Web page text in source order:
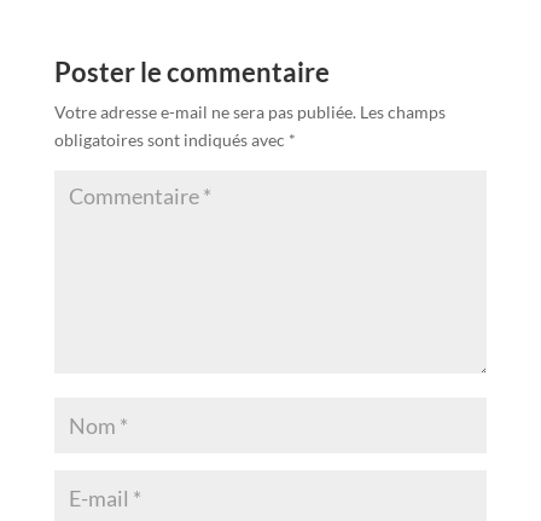
Poster le commentaire
Votre adresse e-mail ne sera pas publiée. Les champs
obligatoires sont indiqués avec *